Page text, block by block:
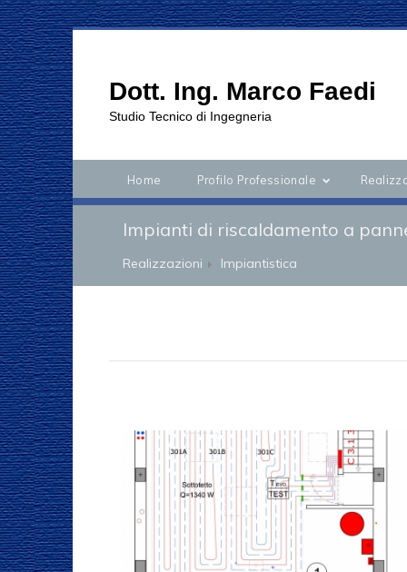
Dott. Ing. Marco Faedi
Studio Tecnico di Ingegneria
Home Profilo Professionale
Impianti di riscaldamento a
Realizzazioni Impiantistica